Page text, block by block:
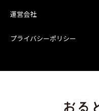
運営会社
プライバシーポリシー